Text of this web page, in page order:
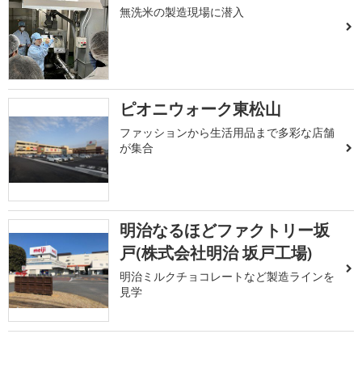
無洗米の製造現場に潜入
ピオニウォーク東松山
ファッションから生活用品まで多彩な店舗
が集合
明治なるほどファクトリー坂
戸(株式会社明治 坂戸工場)
明治ミルクチョコレートなど製造ラインを
見学